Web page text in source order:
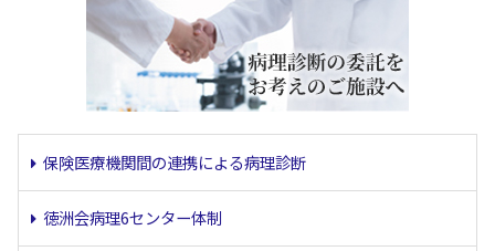
保険医療機関間の連携による病理診断
徳洲会病理6センター体制